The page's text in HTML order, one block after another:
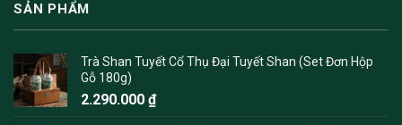
SẢN PHẨM
Trà Shan Tuyết Cổ Thụ Đại Tuyết Shan (Set Đơn Hộp
Gỗ 180g)
2.290.000 ₫